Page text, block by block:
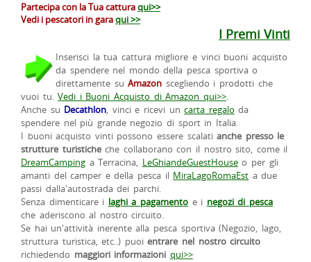
Partecipa con la Tua catturaqui>>
Vedi i pescatori in garaqui >>
I Premi Vinti
Inserisci la tua cattura migliore e vinci buoni acquisto
da spendere nel mondo della pesca sportiva o
direttamente suAmazon scegliendo i prodotti che
vuoi tu.Vedi i Buoni Acquisto di Amazon qui>>.
Anche su Decathlon, vinci e ricevi uncarta regalo da
spendere nel più grande negozio di sport in Italia.
I buoni acquisto vinti possono essere scalatianche presso le
strutture turisticheche collaborano con il nostro sito, come il
DreamCamping a Terracina, LeGhiandeGuestHouseo per gli
amanti del camper e della pesca il MiraLagoRomaEst a due
passi dalla'autostrada dei parchi.
Senza dimenticare i laghi a pagamento e i negozi di pesca
che aderiscono al nostro circuito.
Se hai un'attività inerente alla pesca sportiva (Negozio, lago,
struttura turistica, etc..) puoientrare nel nostro circuito
richiedendo maggiori informazioni qui>>